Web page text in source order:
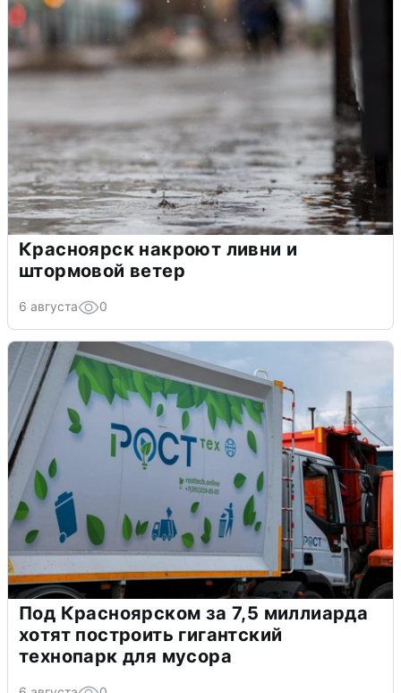
Красноярск накроют ливни и
штормовой ветер
6 августа 0
Под Красноярском за 7,5 миллиарда
хотят построить гигантский
технопарк для мусора